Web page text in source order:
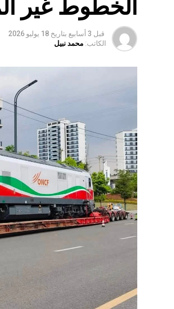
الخطوط غير
قبل 3 أسابيع بتاريخ 18 يوليو 2026
الكاتب: محمد نبيل